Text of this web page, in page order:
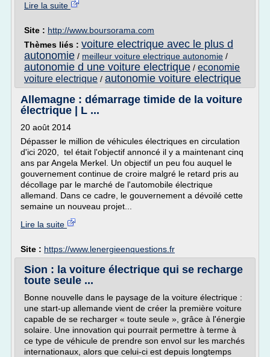
Lire la suite
Site : http://www.boursorama.com
Thèmes liés : voiture electrique avec le plus d
autonomie / meilleur voiture electrique autonomie /
autonomie d une voiture electrique / economie
voiture electrique / autonomie voiture electrique
Allemagne : démarrage timide de la voiture
électrique | L ...
20 août 2014
Dépasser le million de véhicules électriques en circulation
d'ici 2020, tel était l'objectif annoncé il y a maintenant cinq
ans par Angela Merkel. Un objectif un peu fou auquel le
gouvernement continue de croire malgré le retard pris au
décollage par le marché de l'automobile électrique
allemand. Dans ce cadre, le gouvernement a dévoilé cette
semaine un nouveau projet...
Lire la suite
Site : https://www.lenergieenquestions.fr
Sion : la voiture électrique qui se recharge
toute seule ...
Bonne nouvelle dans le paysage de la voiture électrique :
une start-up allemande vient de créer la première voiture
capable de se recharger « toute seule », grâce à l'énergie
solaire. Une innovation qui pourrait permettre à terme à
ce type de véhicule de prendre son envol sur les marchés
internationaux, alors que celui-ci est depuis longtemps